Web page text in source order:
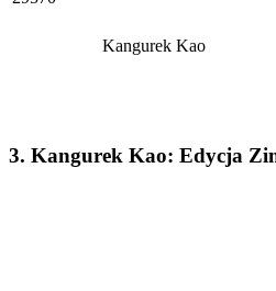
Kangurek Kao
3. Kangurek Kao: Edycja